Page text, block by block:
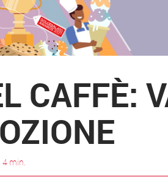
CAFFÈ:
4 min.